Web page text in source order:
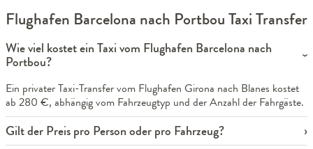
Flughafen Barcelona nach Portbou Taxi Transfer
Wie viel kostet ein Taxi vom Flughafen Barcelona nach
Portbou?
Ein privater Taxi-Transfer vom Flughafen Girona nach Blanes kostet
ab 280 €, abhängig vom Fahrzeugtyp und der Anzahl der Fahrgäste.
Gilt der Preis pro Person oder pro Fahrzeug?